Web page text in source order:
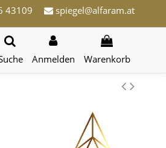
43109 spiegel@alfaram.at
Anmelden Warenkorb